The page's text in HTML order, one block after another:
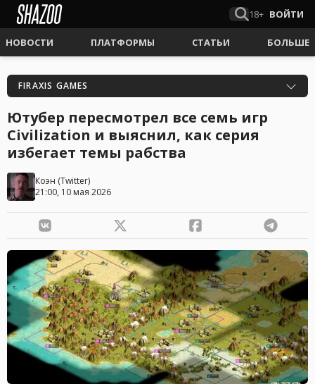
18+ ВОЙТИ
НОВОСТИ ПЛАТФОРМЫ СТАТЬИ БОЛЬШЕ
FIRAXIS GAMES
Ютубер пересмотрел все семь игр
Civilization и выяснил, как серия
избегает темы рабства
Коэн (Twitter)
21:00, 10 мая 2026